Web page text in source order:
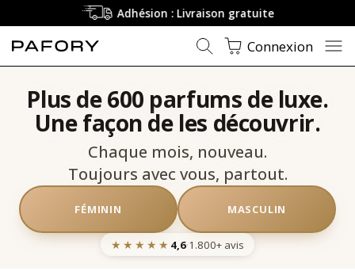
Adhésion : Livraison gratuite
Connexion
Plus de 600 parfums de luxe.
Une façon de les découvrir.
Chaque mois, nouveau.
Toujours avec vous, partout.
FÉMININ MASCULIN
★★★★★ 4,6·1.800+ avis